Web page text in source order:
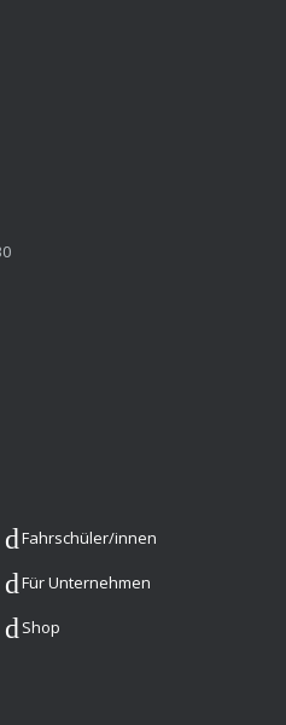
Fahrschüler/innen
Für Unternehmen
Shop